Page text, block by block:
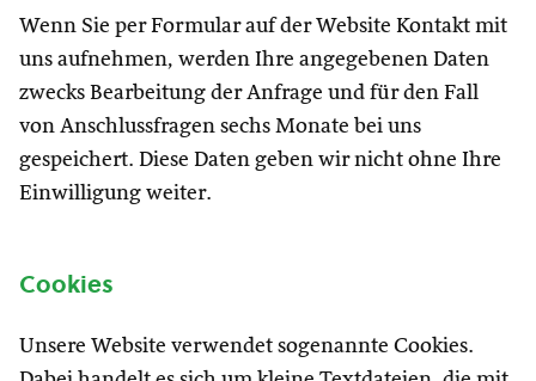
Wenn Sie per Formular auf der Website Kontakt mit
uns aufnehmen, werden Ihre angegebenen Daten
zwecks Bearbeitung der Anfrage und für den Fall
von Anschlussfragen sechs Monate bei uns
gespeichert. Diese Daten geben wir nicht ohne Ihre
Einwilligung weiter.
Cookies
Unsere Website verwendet sogenannte Cookies.